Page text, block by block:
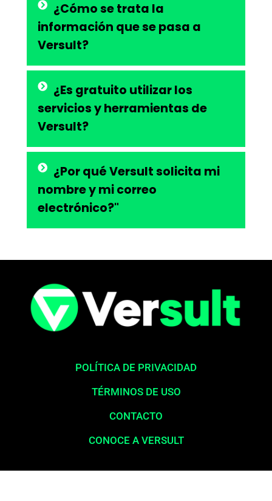
¿Cómo se trata la
información que se pasa a
Versult?
¿Es gratuito utilizar los
servicios y herramientas de
Versult?
¿Por qué Versult solicita mi
nombre y mi correo
electrónico?"
POLÍTICA DE PRIVACIDAD
TÉRMINOS DE USO
CONTACTO
CONOCE A VERSULT